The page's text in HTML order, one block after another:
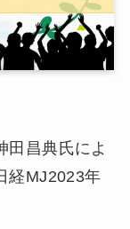
田昌典氏によ
経MJ2023年